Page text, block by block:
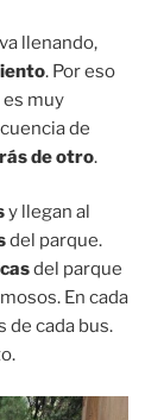
llenando,
. Por eso
muy
de
de otro.
y llegan al
del parque.
del parque
En cada
de cada bus.